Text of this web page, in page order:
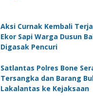
Aksi Curnak Kembali
Ekor Sapi Warga Dusun
Digasak Pencuri
Satlantas Polres Bone
Tersangka dan Barang
Lakalantas ke Kejaksaan